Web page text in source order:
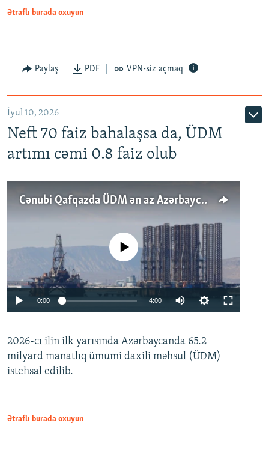
Ətraflı burada oxuyun
Paylaş PDF VPN-siz açmaq
İyul 10, 2026
Neft 70 faiz bahalaşsa da, ÜDM
artımı cəmi 0.8 faiz olub
Cənubi Qafqazda ÜDM ən az Azərbaycanda artır: Qonşuları niyə Bakını qabaqlaya bilir?
Auto 240p 360p 480p
No media source currently available
0:00 4:00
360p
480p
2026-cı ilin ilk yarısında Azərbaycanda 65.2
milyard manatlıq ümumi daxili məhsul (ÜDM)
istehsal edilib.
Ətraflı burada oxuyun